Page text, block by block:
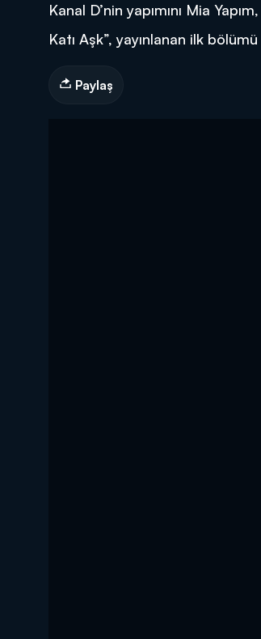
Kanal D’nin yapımını Mia
Katı Aşk”, yayınlanan ilk
Paylaş